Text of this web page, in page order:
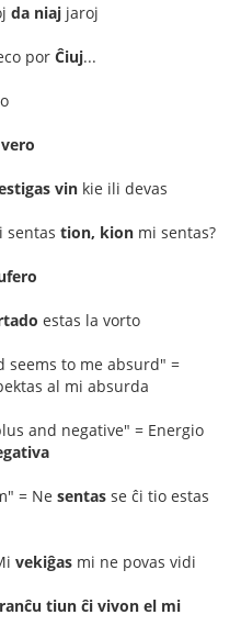
da niaj jaroj
por Ĉiuj...
vin kie ili devas
sentas tion, kion mi sentas?
estas la vorto
seems to me absurd" =
al mi absurda
and negative" = Energio
= Ne sentas se ĉi tio estas
vekiĝas mi ne povas vidi
tiun ĉi vivon el mi